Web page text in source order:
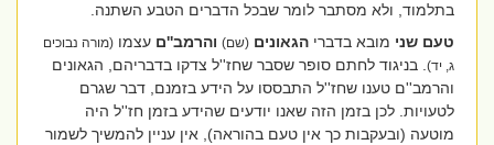
בתלמוד, ולא מסתבר לומר שבכל הדברים הטבע השתנה.
טעם שנימובא בדבריהגאונים (שם) והרמב''םעצמו(מורה נבוכים
ג, יד) .בניגוד לחתם סופר שסבר שחז''ל צדקו בדבריהם, הגאונים
והרמב''ם טענו שחז''ל התבססו על הידע בזמנם, דבר שגרם
לטעויות. לכן בזמן הזה שאנו יודעים שהידע בזמן חז''ל היה
מוטעה (ובעקבות כך אין טעם בהוראה), אין עניין להמשיך לשמור